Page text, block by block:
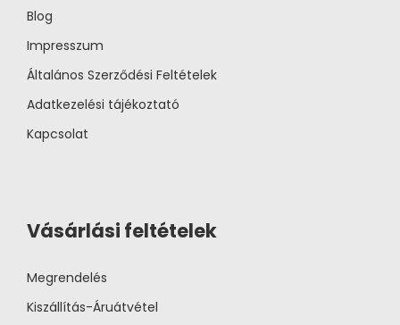
Blog
Impresszum
Általános Szerződési Feltételek
Adatkezelési tájékoztató
Kapcsolat
Vásárlási feltételek
Megrendelés
Kiszállítás-Áruátvétel